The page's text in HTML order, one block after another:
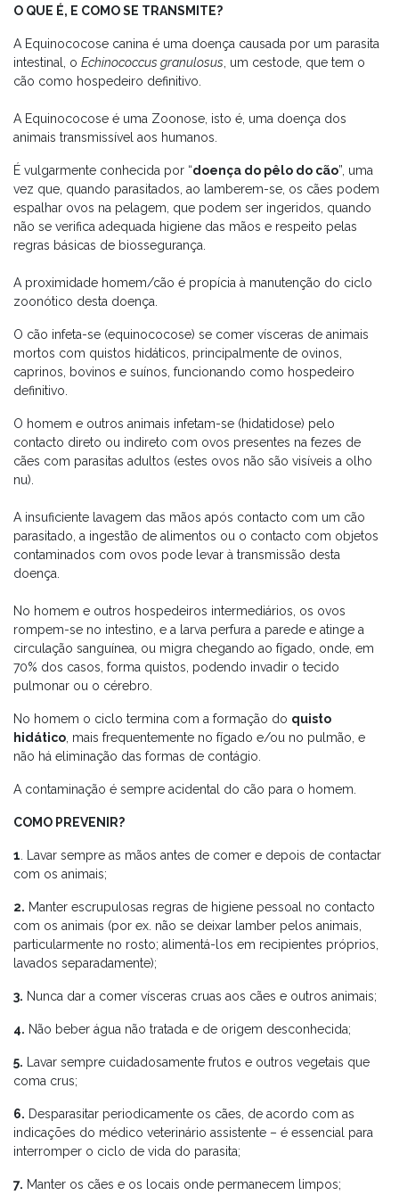
O QUE É, E COMO SE TRANSMITE?
A Equinococose canina é uma doença causada por um parasita
intestinal, o Echinococcus granulosus , um cestode, que tem o
cão como hospedeiro definitivo.
A Equinococose é uma Zoonose, isto é, uma doença dos
animais transmissível aos humanos.
É vulgarmente conhecida por “doença do pêlo do cão”, uma
vez que, quando parasitados, ao lamberem-se, os cães podem
espalhar ovos na pelagem, que podem ser ingeridos, quando
não se verifica adequada higiene das mãos e respeito pelas
regras básicas de biossegurança.
A proximidade homem/cão é propícia à manutenção do ciclo
zoonótico desta doença.
O cão infeta-se (equinococose) se comer vísceras de animais
mortos com quistos hidáticos, principalmente de ovinos,
caprinos, bovinos e suínos, funcionando como hospedeiro
definitivo.
O homem e outros animais infetam-se (hidatidose) pelo
contacto direto ou indireto com ovos presentes na fezes de
cães com parasitas adultos (estes ovos não são visíveis a olho
nu).
A insuficiente lavagem das mãos após contacto com um cão
parasitado, a ingestão de alimentos ou o contacto com objetos
contaminados com ovos pode levar à transmissão desta
doença.
No homem e outros hospedeiros intermediários, os ovos
rompem-se no intestino, e a larva perfura a parede e atinge a
circulação sanguínea, ou migra chegando ao fígado, onde, em
70% dos casos, forma quistos, podendo invadir o tecido
pulmonar ou o cérebro.
No homem o ciclo termina com a formação do quisto
hidático , mais frequentemente no fígado e/ou no pulmão, e
não há eliminação das formas de contágio.
A contaminação é sempre acidental do cão para o homem.
COMO PREVENIR?
1 . Lavar sempre as mãos antes de comer e depois de contactar
com os animais;
2. Manter escrupulosas regras de higiene pessoal no contacto
com os animais (por ex. não se deixar lamber pelos animais,
particularmente no rosto; alimentá-los em recipientes próprios,
lavados separadamente);
3. Nunca dar a comer vísceras cruas aos cães e outros animais;
4. Não beber água não tratada e de origem desconhecida;
5. Lavar sempre cuidadosamente frutos e outros vegetais que
coma crus;
6. Desparasitar periodicamente os cães, de acordo com as
indicações do médico veterinário assistente – é essencial para
interromper o ciclo de vida do parasita;
7. Manter os cães e os locais onde permanecem limpos;